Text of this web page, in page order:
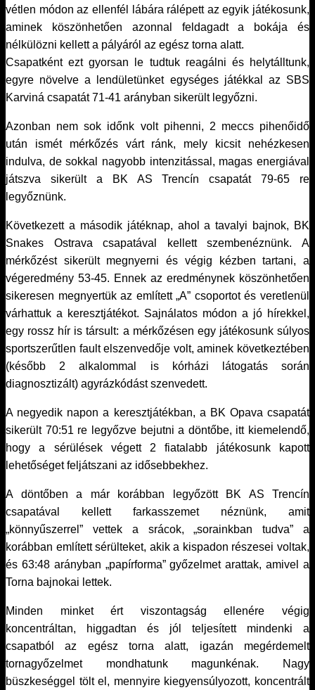
vétlen módon az ellenfél lábára rálépett az egyik játékosunk,
aminek köszönhetően azonnal feldagadt a bokája és
nélkülözni kellett a pályáról az egész torna alatt.
Csapatként ezt gyorsan le tudtuk reagálni és helytálltunk,
egyre növelve a lendületünket egységes játékkal az SBS
Karviná csapatát 71-41 arányban sikerült legyőzni.
Azonban nem sok időnk volt pihenni, 2 meccs pihenőidő
után ismét mérkőzés várt ránk, mely kicsit nehézkesen
indulva, de sokkal nagyobb intenzitással, magas energiával
játszva sikerült a BK AS Trencín csapatát 79-65 re
legyőznünk.
Következett a második játéknap, ahol a tavalyi bajnok, BK
Snakes Ostrava csapatával kellett szembenéznünk. A
mérkőzést sikerült megnyerni és végig kézben tartani, a
végeredmény 53-45. Ennek az eredménynek köszönhetően
sikeresen megnyertük az említett „A” csoportot és veretlenül
várhattuk a keresztjátékot. Sajnálatos módon a jó hírekkel,
egy rossz hír is társult: a mérkőzésen egy játékosunk súlyos
sportszerűtlen fault elszenvedője volt, aminek következtében
(később 2 alkalommal is kórházi látogatás során
diagnosztizált) agyrázkódást szenvedett.
A negyedik napon a keresztjátékban, a BK Opava csapatát
sikerült 70:51 re legyőzve bejutni a döntőbe, itt kiemelendő,
hogy a sérülések végett 2 fiatalabb játékosunk kapott
lehetőséget feljátszani az idősebbekhez.
A döntőben a már korábban legyőzött BK AS Trencín
csapatával kellett farkasszemet néznünk, amit
„könnyűszerrel” vettek a srácok, „sorainkban tudva” a
korábban említett sérülteket, akik a kispadon részesei voltak,
és 63:48 arányban „papírforma” győzelmet arattak, amivel a
Torna bajnokai lettek.
Minden minket ért viszontagság ellenére végig
koncentráltan, higgadtan és jól teljesített mindenki a
csapatból az egész torna alatt, igazán megérdemelt
tornagyőzelmet mondhatunk magunkénak. Nagy
büszkeséggel tölt el, mennyire kiegyensúlyozott, koncentrált